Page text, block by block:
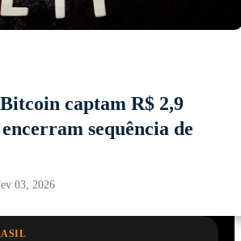
captam R$ 2,9
sequência de
03, 2026